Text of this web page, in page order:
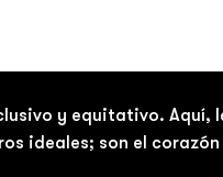
y equitativo. Aquí,
ideales; son el